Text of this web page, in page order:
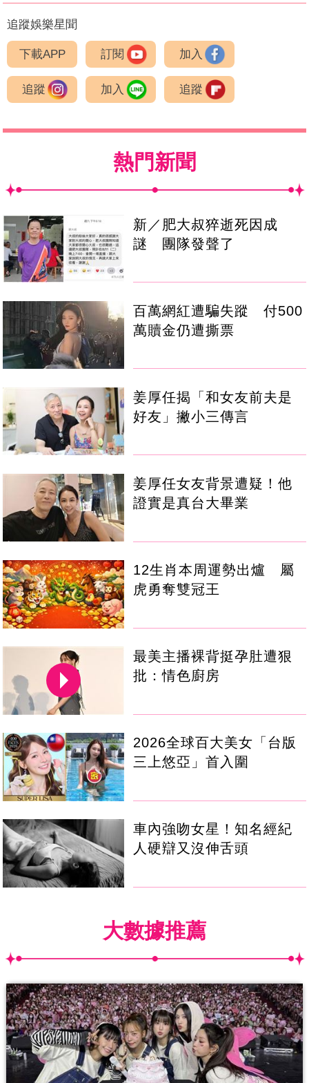
追蹤娛樂星聞
下載APP 訂閱 加入
追蹤 加入 追蹤
熱門新聞
新／肥大叔猝逝死因成
謎 團隊發聲了
百萬網紅遭騙失蹤 付500
萬贖金仍遭撕票
姜厚任揭「和女友前夫是
好友」撇小三傳言
姜厚任女友背景遭疑！他
證實是真台大畢業
12生肖本周運勢出爐 屬
虎勇奪雙冠王
最美主播裸背挺孕肚遭狠
批：情色廚房
2026全球百大美女「台版
三上悠亞」首入圍
車內強吻女星！知名經紀
人硬辯又沒伸舌頭
大數據推薦